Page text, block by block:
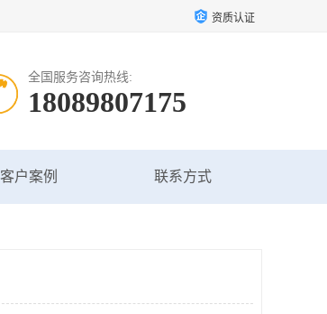
资质认证
全国服务咨询热线:
18089807175
客户案例 联系方式